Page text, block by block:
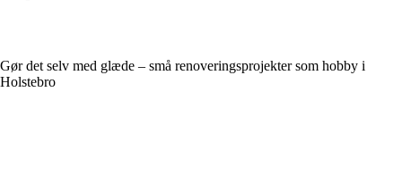
Gør det selv med glæde – små renoveringsprojekter som hobby i
Holstebro